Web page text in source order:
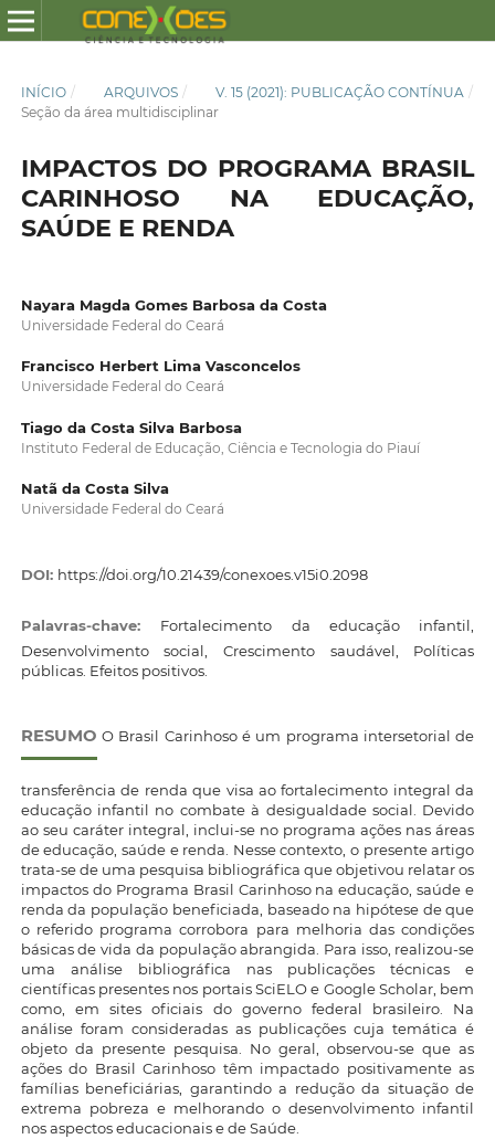
INÍCIO / ARQUIVOS / V. 15 (2021): PUBLICAÇÃO CONTÍNUA /
Seção da área multidisciplinar
IMPACTOS DO PROGRAMA BRASIL
CARINHOSO NA EDUCAÇÃO,
SAÚDE E RENDA
Nayara Magda Gomes Barbosa da Costa
Universidade Federal do Ceará
Francisco Herbert Lima Vasconcelos
Universidade Federal do Ceará
Tiago da Costa Silva Barbosa
Instituto Federal de Educação, Ciência e Tecnologia do Piauí
Natã da Costa Silva
Universidade Federal do Ceará
DOI: https://doi.org/10.21439/conexoes.v15i0.2098
Palavras-chave: Fortalecimento da educação infantil,
Desenvolvimento social, Crescimento saudável, Políticas
públicas. Efeitos positivos.
RESUMO O Brasil Carinhoso é um programa intersetorial de
transferência de renda que visa ao fortalecimento integral da
educação infantil no combate à desigualdade social. Devido
ao seu caráter integral, inclui-se no programa ações nas áreas
de educação, saúde e renda. Nesse contexto, o presente artigo
trata-se de uma pesquisa bibliográfica que objetivou relatar os
impactos do Programa Brasil Carinhoso na educação, saúde e
renda da população beneficiada, baseado na hipótese de que
o referido programa corrobora para melhoria das condições
básicas de vida da população abrangida. Para isso, realizou-se
uma análise bibliográfica nas publicações técnicas e
científicas presentes nos portais SciELO e Google Scholar, bem
como, em sites oficiais do governo federal brasileiro. Na
análise foram consideradas as publicações cuja temática é
objeto da presente pesquisa. No geral, observou-se que as
ações do Brasil Carinhoso têm impactado positivamente as
famílias beneficiárias, garantindo a redução da situação de
extrema pobreza e melhorando o desenvolvimento infantil
nos aspectos educacionais e de Saúde.